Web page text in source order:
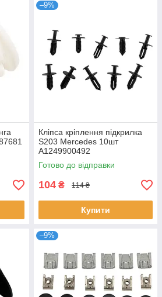
–9%
Кліпса кріплення підкрилка
S203 Mercedes 10шт
A1249900492
Готово до відправки
104 ₴ 114 ₴
Купити
–9%